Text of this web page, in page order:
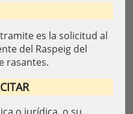
es la solicitud al
del Raspeig del
rasantes.